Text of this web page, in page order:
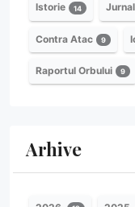
Istorie 14
Contra Atac 9
Raportul Orbului 9
Arhive